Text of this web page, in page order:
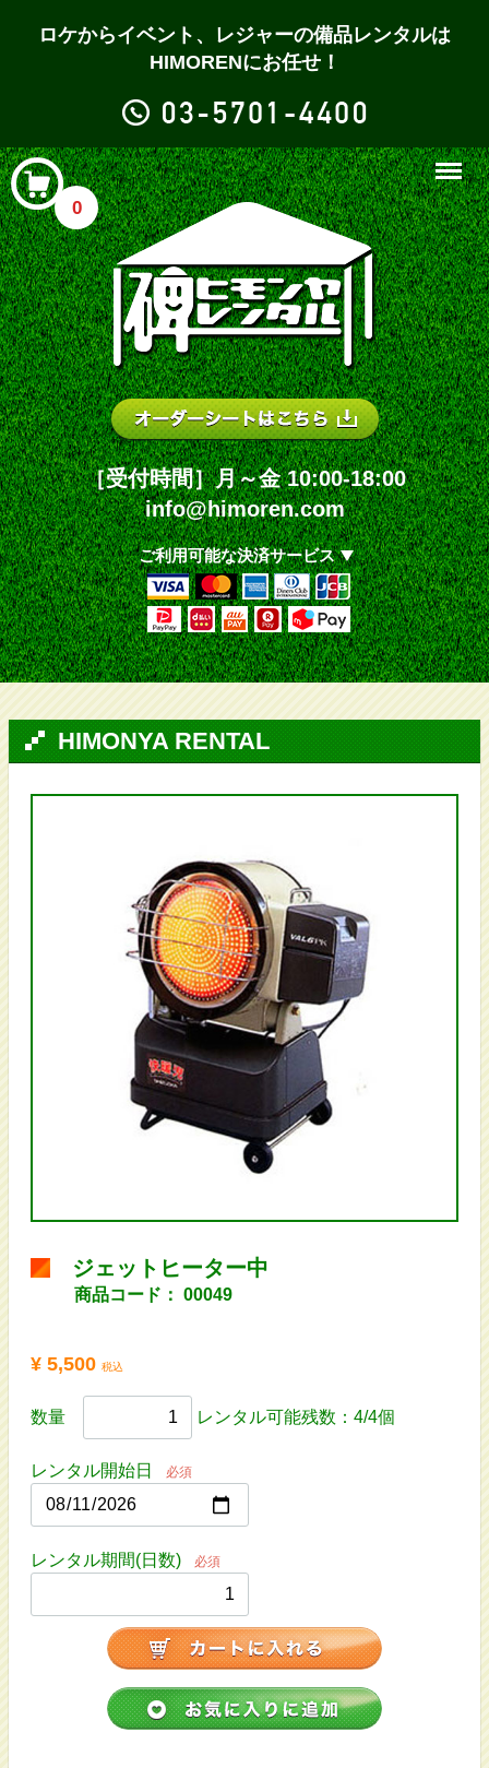
ロケからイベント、レジャーの備品レンタルは
HIMORENにお任せ！
0
ご利用可能な決済サービス
［受付時間］月～金 10:00-18:00
info@himoren.com
Menu
HIMONYA RENTAL
ジェットヒーター中
商品コード： 00049
¥ 5,500 税込
数量 レンタル可能残数：4/4個
レンタル開始日 必須
レンタル期間(日数) 必須